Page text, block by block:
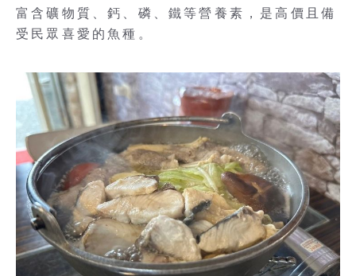
富含礦物質、鈣、磷、鐵等營養素，是高價且備
受民眾喜愛的魚種。